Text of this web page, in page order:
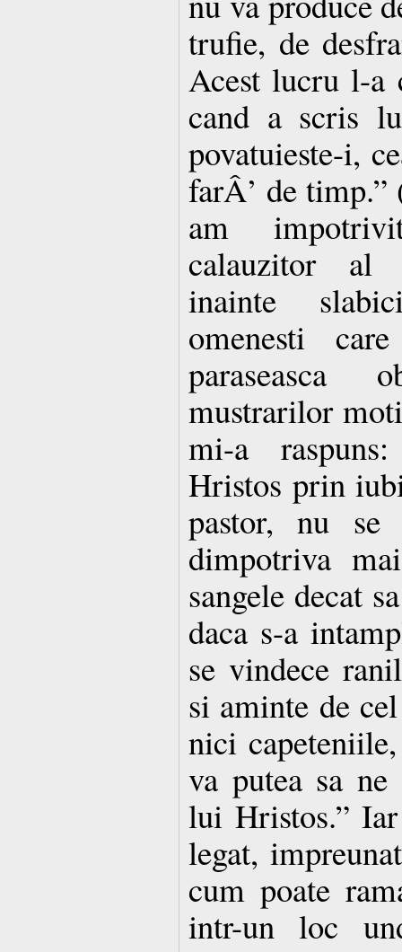
trufie, de
Acest lucru l-a
cand a scris
povatuieste-i,
farÂ’ de
am
calauzitor al
inainte
omenesti
paraseasca
mustrarilor
mi-a
Hristos prin
pastor, nu se
dimpotriva
sangele decat
daca s-a
se vindece
si aminte de
nici
va putea sa ne
lui Hristos.”
legat,
cum poate
intr-un loc